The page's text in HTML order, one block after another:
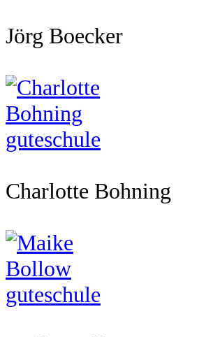
Jörg Boecker
Charlotte Bohning